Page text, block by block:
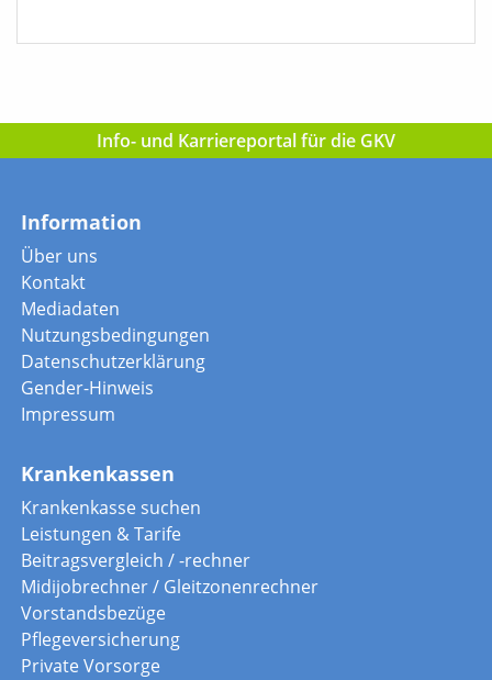
Info- und Karriereportal für die GKV
Information
Über uns
Kontakt
Mediadaten
Nutzungsbedingungen
Datenschutzerklärung
Gender-Hinweis
Impressum
Krankenkassen
Krankenkasse suchen
Leistungen & Tarife
Beitragsvergleich / -rechner
Midijobrechner / Gleitzonenrechner
Vorstandsbezüge
Pflegeversicherung
Private Vorsorge